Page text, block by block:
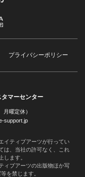
プライバシーポリシー
マーセンター
曜定休）
support.jp
イティブアーツが行ってい
は、当社の許可なく、これ
します。
ィブアーツの出版物ほか写
を禁じます。